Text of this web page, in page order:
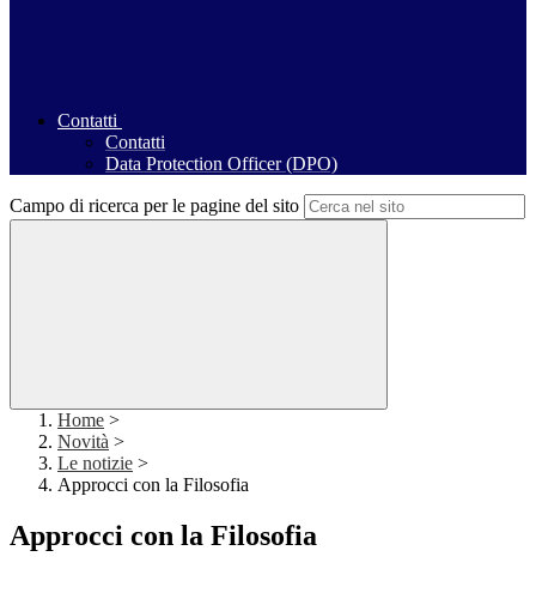
Contatti
Contatti
Data Protection Officer (DPO)
Campo di ricerca per le pagine del sito
Home >
Novità >
Le notizie >
Approcci con la Filosofia
Approcci con la Filosofia